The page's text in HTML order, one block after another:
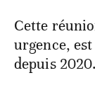
Cette
urgence,
depuis 2020.